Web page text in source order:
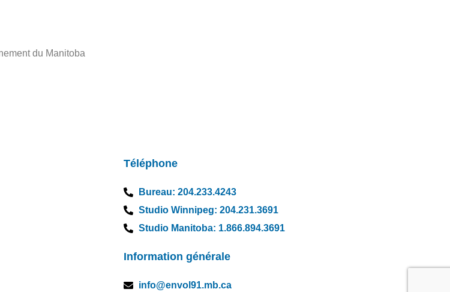
Téléphone
Bureau: 204.233.4243
Studio Winnipeg: 204.231.3691
Studio Manitoba: 1.866.894.3691
Information générale
info@envol91.mb.ca